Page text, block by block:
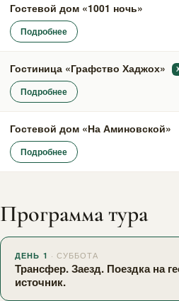
Гостевой дом «1001 ночь»
Подробнее
Гостиница «Графство Хаджох»
Подробнее
Гостевой дом «На Аминовской»
Подробнее
Программа тура
ДЕНЬ 1 · СУББОТА
Трансфер. Заезд. Поездка на
источник.